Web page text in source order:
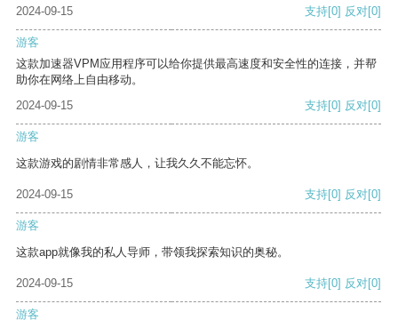
2024-09-15 支持[0] 反对[0]
游客
这款加速器VPM应用程序可以给你提供最高速度和安全性的连接，并帮
助你在网络上自由移动。
2024-09-15
支持[0] 反对[0]
游客
这款游戏的剧情非常感人，让我久久不能忘怀。
2024-09-15 支持[0] 反对[0]
游客
这款app就像我的私人导师，带领我探索知识的奥秘。
2024-09-15 支持[0] 反对[0]
游客